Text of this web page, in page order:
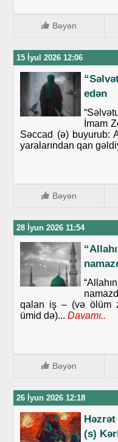
Bəyən
15 İyul 2026 12:06
edən
İmam
Səccad (ə) buyurub:
yaralarından qan
Bəyən
28 İyun 2026 11:54
qalan iş – (və ölüm
ümid də)... Davamı..
Bəyən
26 İyun 2026 12:18
(s)